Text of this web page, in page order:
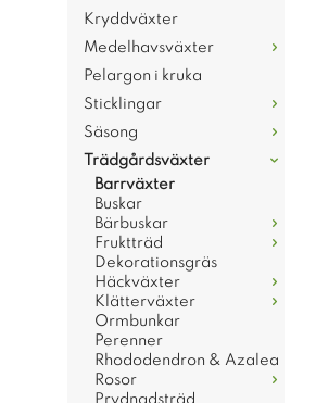
Kryddväxter
Medelhavsväxter
Pelargon i kruka
Sticklingar
Säsong
Trädgårdsväxter
Barrväxter
Buskar
Bärbuskar
Fruktträd
Dekorationsgräs
Häckväxter
Klätterväxter
Ormbunkar
Perenner
Rhododendron & Azalea
Rosor
Prydnadsträd